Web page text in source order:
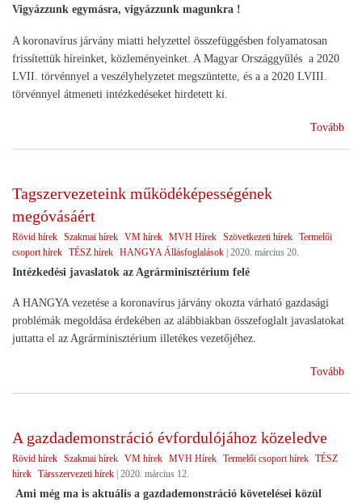
Vigyázzunk egymásra, vigyázzunk magunkra !
A koronavírus járvány miatti helyzettel összefüggésben folyamatosan
frissítettük híreinket, közleményeinket. A Magyar Országgyűlés a 2020
LVII. törvénnyel a veszélyhelyzetet megszüntette, és a a 2020 LVIII.
törvénnyel átmeneti intézkedéseket hirdetett ki.
Tovább
Tagszervezeteink működéképességének
megóvásáért
Rövid hírek Szakmai hírek VM hírek MVH Hírek Szövetkezeti hírek Termelői
csoport hírek TÉSZ hírek HANGYA Állásfoglalások | 2020. március 20.
Intézkedési javaslatok az Agrárminisztérium felé
A HANGYA vezetése a koronavírus járvány okozta várható gazdasági
problémák megoldása érdekében az alábbiakban összefoglalt javaslatokat
juttatta el az Agrárminisztérium illetékes vezetőjéhez.
Tovább
A gazdademonstráció évfordulójához közeledve
Rövid hírek Szakmai hírek VM hírek MVH Hírek Termelői csoport hírek TÉSZ
hírek Társszervezeti hírek 2020. március 12.
Ami még ma is aktuális a gazdademonstráció követelései közül